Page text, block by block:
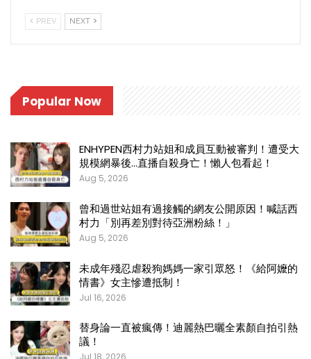
PREV NEXT
Popular Now
ENHYPEN西村力站姐和成員互動被審判！遭受大
規模網暴後…直播自殺身亡！懶人包看起！
Aug 5, 2026
曾和過世站姐有過接觸的網友公開原因！喊話西
村力「別再差別對待亞洲粉絲！」
Aug 5, 2026
未成年殘忍虐殺狗媽媽一家引眾怒！《給阿嬤的
情書》女主慘遭抵制！
Jul 16, 2026
替身論一直被瘋傳！迪麗熱巴曬全素顏自拍引熱
議！